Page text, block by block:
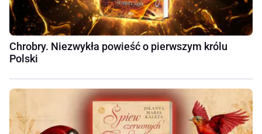
Chrobry. Niezwykła powieść o pierwszym królu
Polski